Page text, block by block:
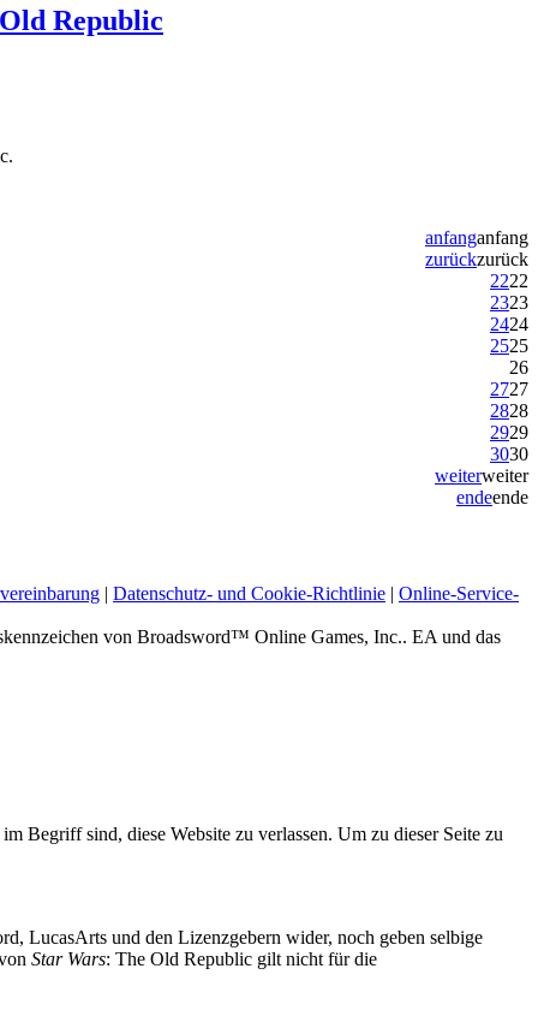
Republic
anfanganfang
zurückzurück
2222
2323
2424
2525
26
2727
2828
2929
3030
weiterweiter
endeende
| Datenschutz- und Cookie-Richtlinie | Online-Service-
von Broadsword™ Online Games, Inc.. EA und das
Begriff sind, diese Website zu verlassen. Um zu dieser Seite zu
LucasArts und den Lizenzgebern wider, noch geben selbige
Star Wars: The Old Republic gilt nicht für die